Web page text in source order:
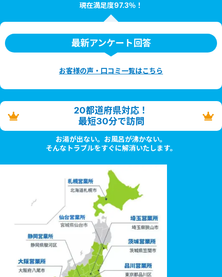
現在満足度97.3％！
最新アンケート回答
お客様の声・口コミ一覧はこちら
20都道府県対応！
最短30分で訪問
お湯が出ない。お風呂が沸かない。
そんなトラブルをすぐに解消いたします。